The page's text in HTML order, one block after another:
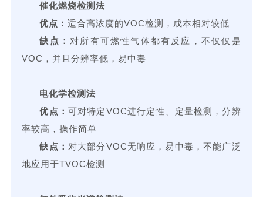
催化燃烧检测法
优点：适合高浓度的VOC检测，成本相对较低
缺点： 对所有可燃性气体都有反应，不仅仅是
VOC，并且分辨率低，易中毒
电化学检测法
优点： 可对特定VOC进行定性、定量检测，分辨
率较高，操作简单
缺点： 对大部分VOC无响应，易中毒，不能广泛
地应用于TVOC检测